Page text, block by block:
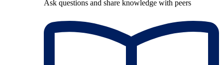
Ask questions and share knowledge with peers